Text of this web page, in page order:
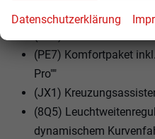
(8VJ) 3D-LED-
(PE7) Komfortpaket
Pro""
(JX1)
(8Q5)
dynamischem
Datenschutzerklärung